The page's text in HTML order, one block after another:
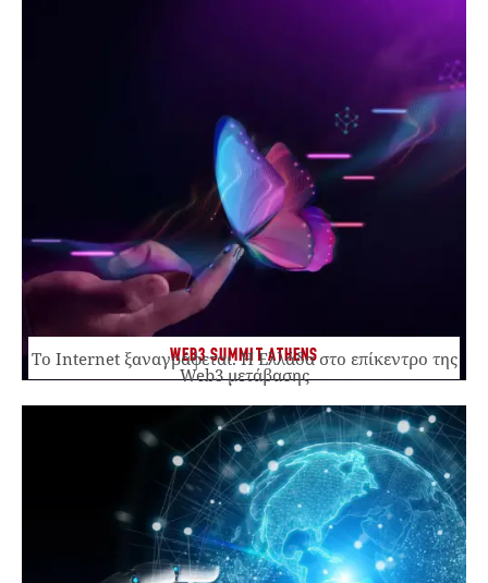
WEB3 SUMMIT ATHENS
Το Internet ξαναγράφεται. Η Ελλάδα στο επίκεντρο της
Web3 μετάβασης